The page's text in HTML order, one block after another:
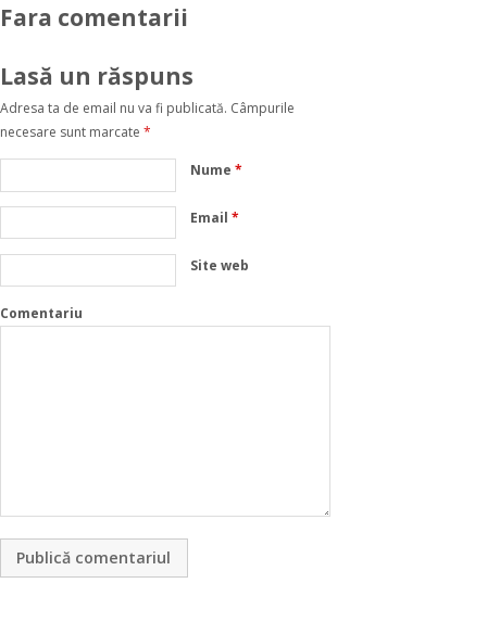
Fara comentarii
Lasă un răspuns
Adresa ta de email nu va fi publicată. Câmpurile
necesare sunt marcate *
Nume*
Email*
Site web
Comentariu